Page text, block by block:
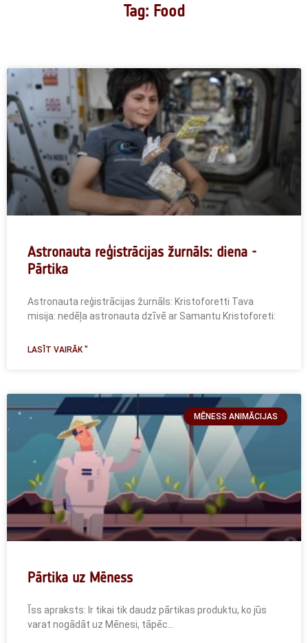
Tag: Food
Astronauta reģistrācijas žurnāls: diena -
Pārtika
Astronauta reģistrācijas žurnāls: Kristoforetti Tava
misija: nedēļa astronauta dzīvē ar Samantu Kristoforeti:
LASĪT VAIRĀK "
MĒNESS ANIMĀCIJAS
Pārtika uz Mēness
Īss apraksts: Ir tikai tik daudz pārtikas produktu, ko jūs
varat nogādāt uz Mēnesi, tāpēc...